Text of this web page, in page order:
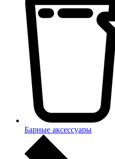
Барные аксессуары